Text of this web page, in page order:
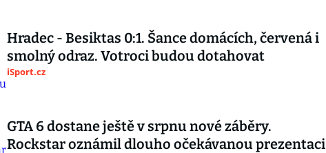
Hradec - Besiktas 0:1. Šance domácích, červená i
smolný odraz. Votroci budou dotahovat
iSport.cz
GTA 6 dostane ještě v srpnu nové záběry.
Rockstar oznámil dlouho očekávanou prezentaci